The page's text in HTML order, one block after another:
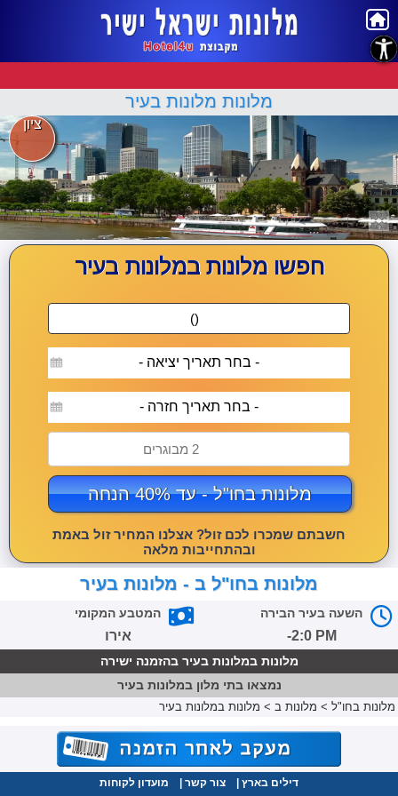
מלונות מלונות בעיר
ציון
חפשו מלונות במלונות בעיר
- בחר תאריך יציאה -
- בחר תאריך חזרה -
2 מבוגרים
מלונות בחו"ל - עד 40% הנחה
חשבתם שמכרו לכם זול? אצלנו המחיר זול באמת
ובהתחייבות מלאה
מלונות בחו"ל ב - מלונות בעיר
המטבע המקומי
אירו
השעה בעיר הבירה
-2:0 PM
מלונות במלונות בעיר בהזמנה ישירה
נמצאובתי מלון במלונות בעיר
מלונות בחו"ל > מלונות ב > מלונות במלונות בעיר
דילים בארץ צור קשר מועדון לקוחות
נגישות